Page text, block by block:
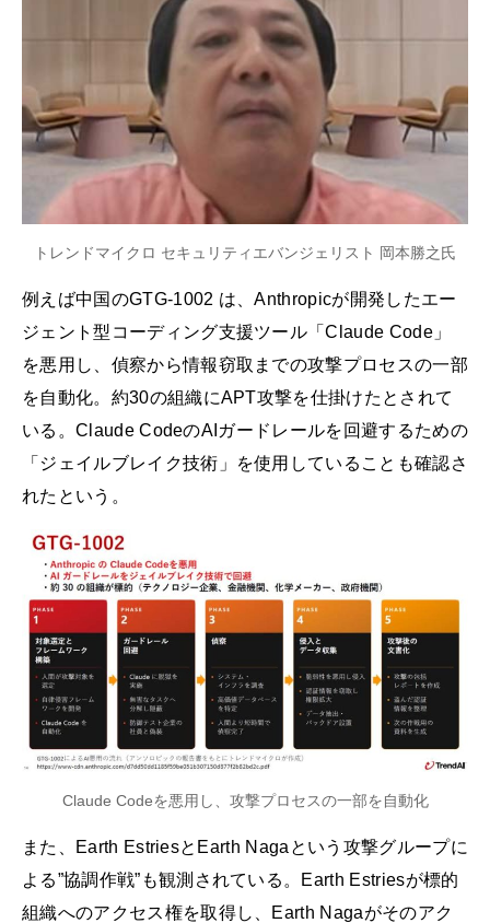
トレンドマイクロ セキュリティエバンジェリスト 岡本勝之氏
例えば中国のGTG-1002 は、Anthropicが開発したエー
ジェント型コーディング支援ツール「Claude Code」
を悪用し、偵察から情報窃取までの攻撃プロセスの一部
を自動化。約30の組織にAPT攻撃を仕掛けたとされて
いる。Claude CodeのAIガードレールを回避するための
「ジェイルブレイク技術」を使用していることも確認さ
れたという。
Claude Codeを悪用し、攻撃プロセスの一部を自動化
また、Earth EstriesとEarth Nagaという攻撃グループに
よる”協調作戦”も観測されている。Earth Estriesが標的
組織へのアクセス権を取得し、Earth Nagaがそのアク